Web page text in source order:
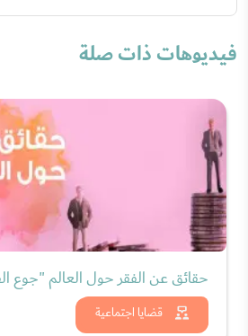
فيديوهات ذات صلة
قضايا اجتماعية
حقائق عن الفقر حول العالم "جوع
شاهد الان